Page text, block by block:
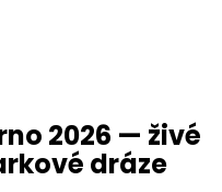
2026 — živé
dráze